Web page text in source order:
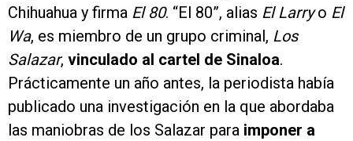
Chihuahua y firma El 80. “El 80”, alias El Larryo El
Wa, es miembro de un grupo criminal, Los
Salazar, vinculado al cartel de Sinaloa.
Prácticamente un año antes, la periodista había
publicado una investigación en la que abordaba
las maniobras de los Salazar para imponer a